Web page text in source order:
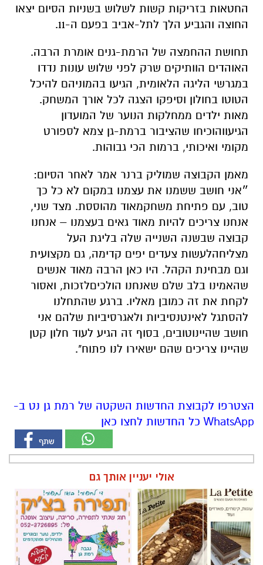
החטאות בזריקות קשות לשלוש בשניות הסיום יצאו
החוצה והגביע הלך לתל-אביב בפעם ה-11.
תחושת ההחמצה של הרמת-גנים אומרת הרבה.
האוהדים הוותיקים שרק לפני שלוש עונות נדדו
במגרשי הליגה הלאומית, הגיעו בהמוניהם להיכל
הטוטו בחולון וסיפקו הצגה לכל אורך המשחק.
מאות ילדים ממחלקות הנוער של המועדון
הגיעווהוכיחו שהציבור ברמת-גן צמא לספורט
מקומי ואיכותי, ברמות הכי גבוהות.
מאמן הקבוצה שמוליק ברנר אמר לאחר הסיום:
״אני חושב ששמנו את עצמנו במקום לא כל כך
טוב, עם פתיחת משחקמאוד מהוססת. מצד שני,
אנחנו צריכים להיות מאוד גאים בעצמנו – אנחנו
קבוצה שבשנה השנייה שלה בליגת העל
מצליחהלעשות צעדים יפים קדימה, גם מקצועית
וגם מבחינת הקהל. היו כאן הרבה מאוד אנשים
שהאמינו בלב שלם שאנחנו הולכיםלזכות, ואסור
לקחת את זה כמובן מאליו. ברגע שהתחלנו
להסתגל לאינטנסיביות ולאגרסיביות שלהם אני
חושב שהיינוטובים, בסוף זה הגיע לעוד חלון קטן
שהיינו צריכים שהם ישאירו לנו פתוח".
הצטרפו לקבוצת החדשות השקטה של רמת גן נט ב-
WhatsApp כל החדשות לחצו כאן
אולי יעניין אותך גם